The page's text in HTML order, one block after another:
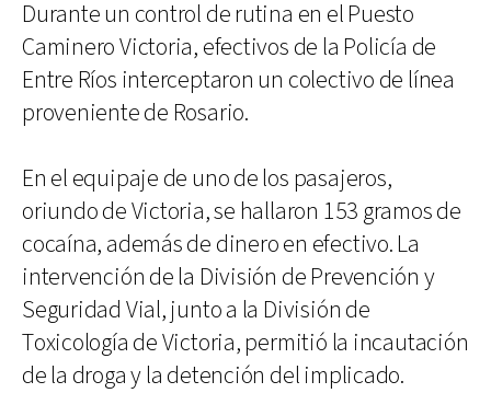
Durante un control de rutina en el Puesto
Caminero Victoria, efectivos de la Policía de
Entre Ríos interceptaron un colectivo de línea
proveniente de Rosario.
En el equipaje de uno de los pasajeros,
oriundo de Victoria, se hallaron 153 gramos de
cocaína, además de dinero en efectivo. La
intervención de la División de Prevención y
Seguridad Vial, junto a la División de
Toxicología de Victoria, permitió la incautación
de la droga y la detención del implicado.